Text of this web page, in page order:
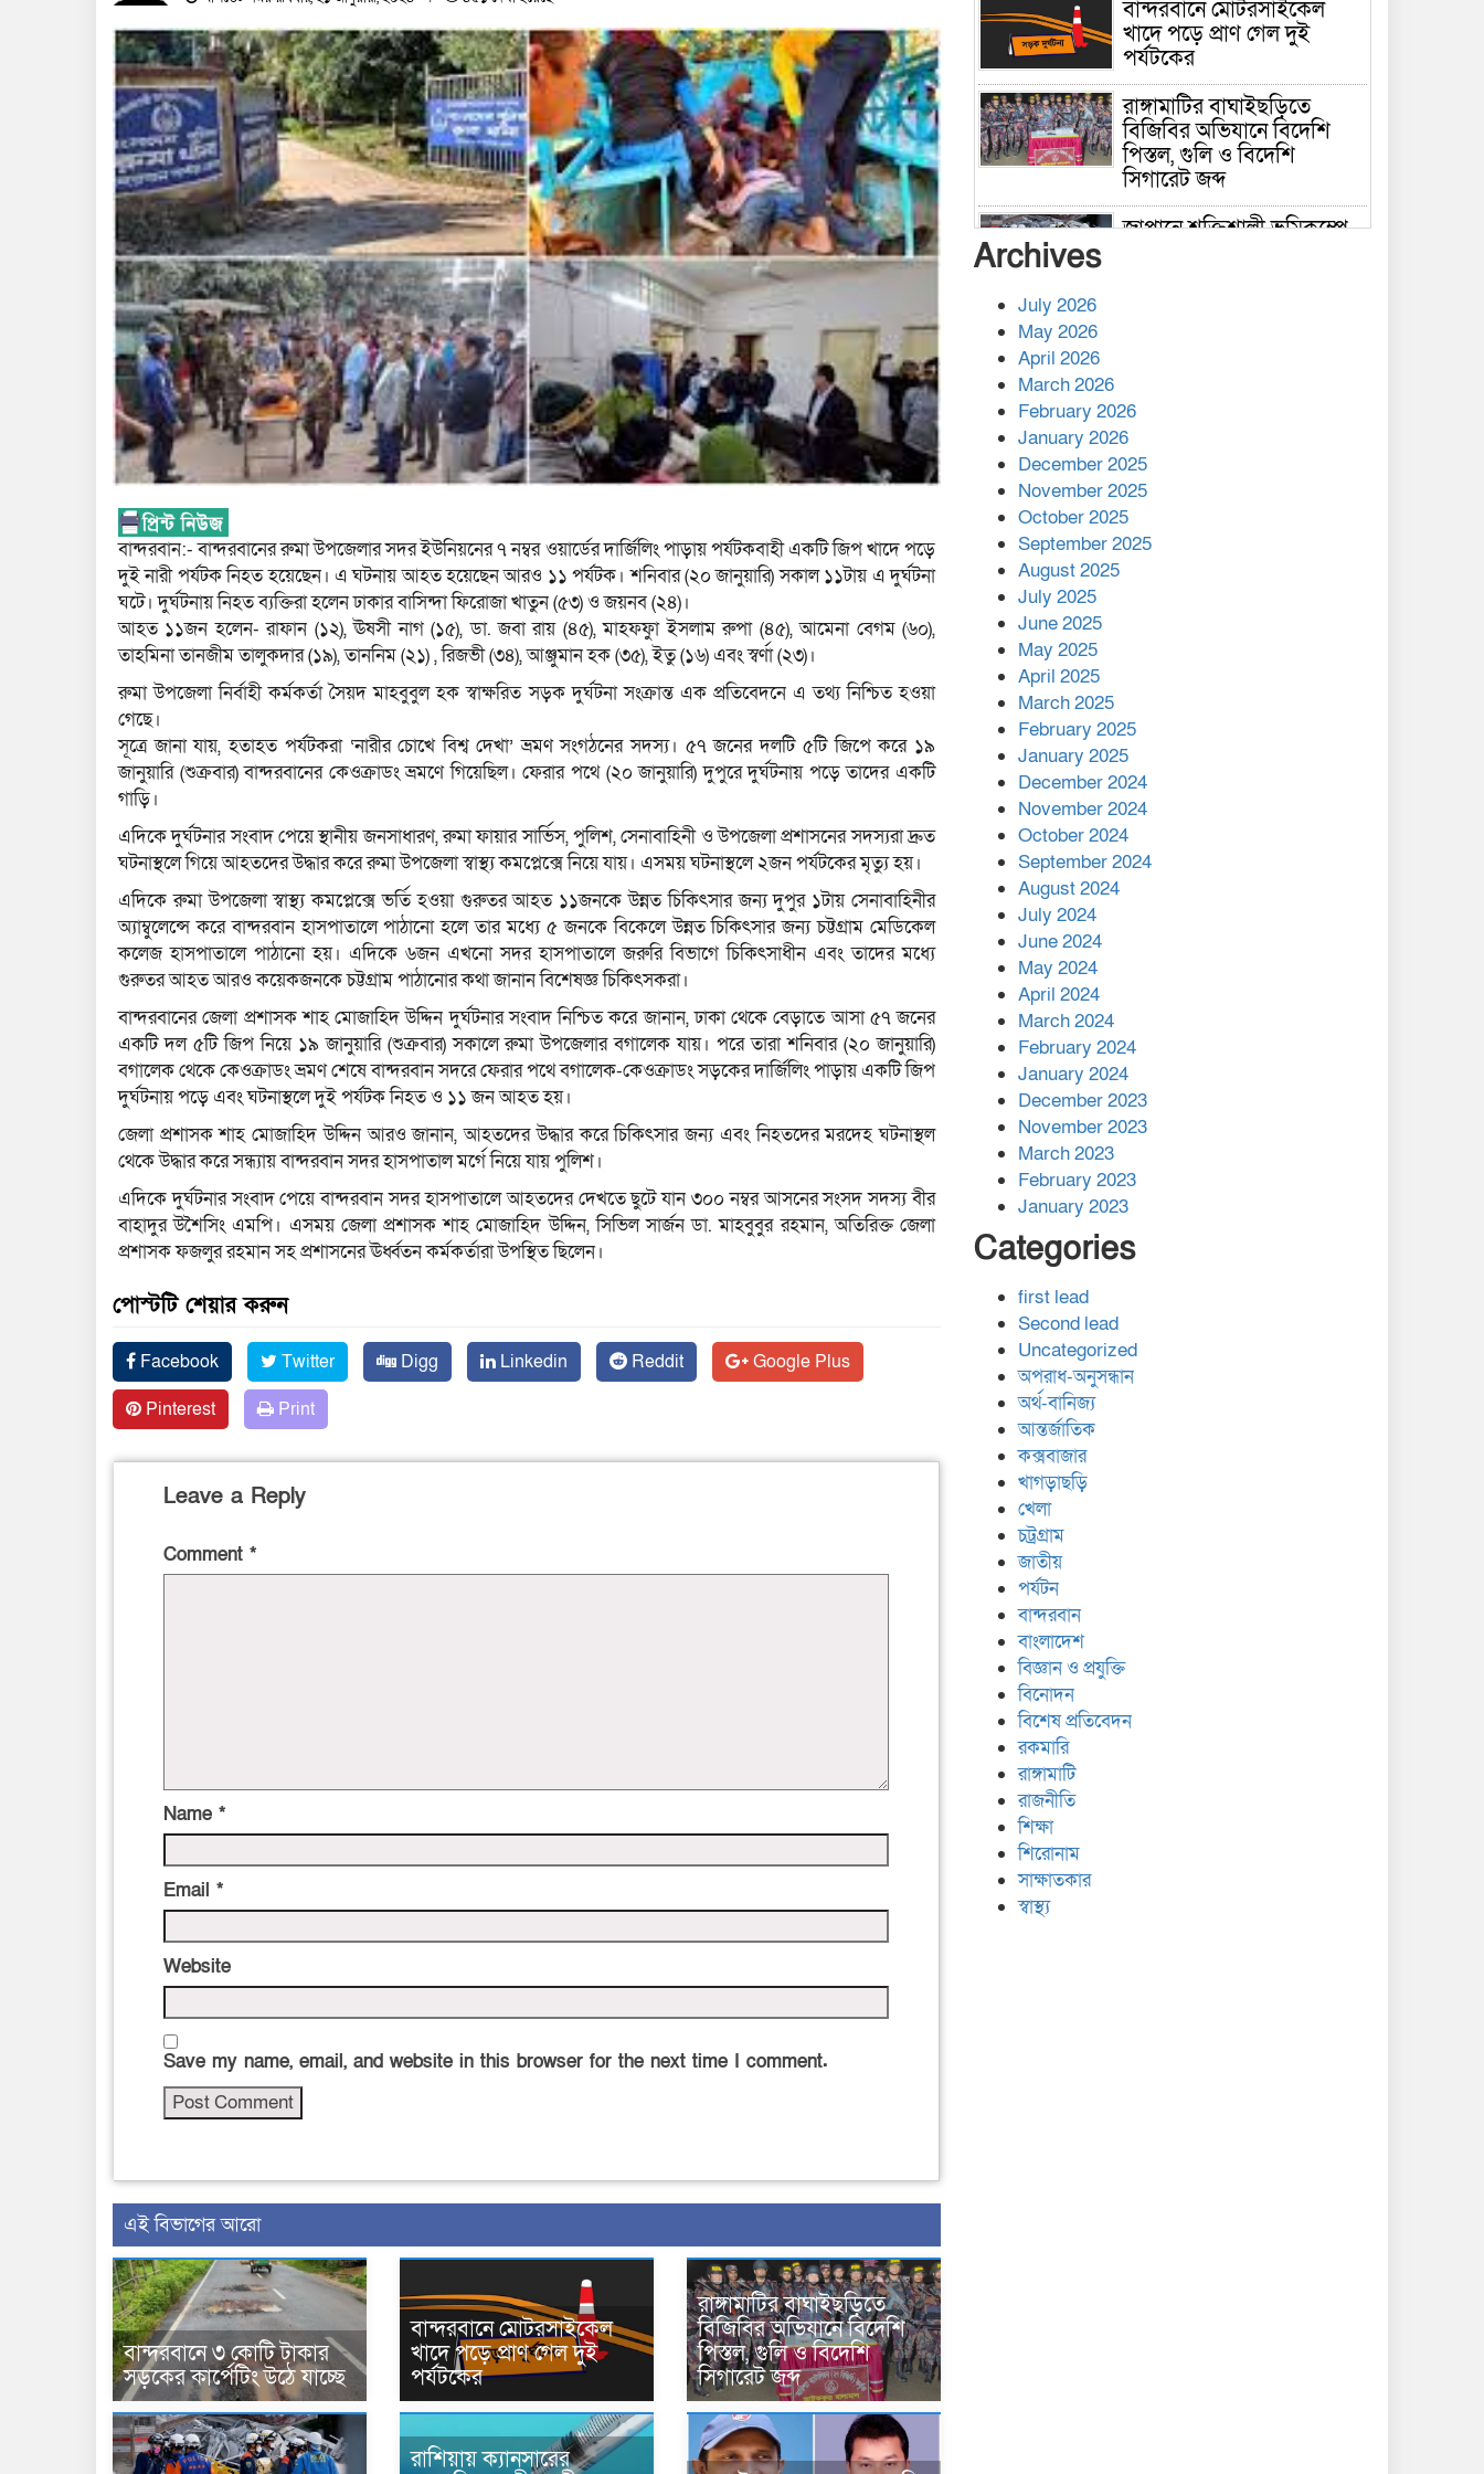
বান্দরবান:- বান্দরবানের রুমা উপজেলার সদর ইউনিয়নের ৭ নম্বর ওয়ার্ডের দার্জিলিং পাড়ায় পর্যটকবাহী একটি জিপ খাদে পড়ে
দুই নারী পর্যটক নিহত হয়েছেন। এ ঘটনায় আহত হয়েছেন আরও ১১ পর্যটক। শনিবার (২০ জানুয়ারি) সকাল ১১টায় এ দুর্ঘটনা
ঘটে। দুর্ঘটনায় নিহত ব্যক্তিরা হলেন ঢাকার বাসিন্দা ফিরোজা খাতুন (৫৩) ও জয়নব (২৪)।
আহত ১১জন হলেন- রাফান (১২), ঊষসী নাগ (১৫), ডা. জবা রায় (৪৫), মাহফফুা ইসলাম রুপা (৪৫), আমেনা বেগম (৬০),
তাহমিনা তানজীম তালুকদার (১৯), তাননিম (২১) , রিজভী (৩৪), আঞ্জুমান হক (৩৫), ইতু (১৬) এবং স্বর্ণা (২৩)।
রুমা উপজেলা নির্বাহী কর্মকর্তা সৈয়দ মাহবুবুল হক স্বাক্ষরিত সড়ক দুর্ঘটনা সংক্রান্ত এক প্রতিবেদনে এ তথ্য নিশ্চিত হওয়া
গেছে।
সূত্রে জানা যায়, হতাহত পর্যটকরা ‘নারীর চোখে বিশ্ব দেখা’ ভ্রমণ সংগঠনের সদস্য। ৫৭ জনের দলটি ৫টি জিপে করে ১৯
জানুয়ারি (শুক্রবার) বান্দরবানের কেওক্রাডং ভ্রমণে গিয়েছিল। ফেরার পথে (২০ জানুয়ারি) দুপুরে দুর্ঘটনায় পড়ে তাদের একটি
গাড়ি।
এদিকে দুর্ঘটনার সংবাদ পেয়ে স্থানীয় জনসাধারণ, রুমা ফায়ার সার্ভিস, পুলিশ, সেনাবাহিনী ও উপজেলা প্রশাসনের সদস্যরা দ্রুত
ঘটনাস্থলে গিয়ে আহতদের উদ্ধার করে রুমা উপজেলা স্বাস্থ্য কমপ্লেক্সে নিয়ে যায়। এসময় ঘটনাস্থলে ২জন পর্যটকের মৃত্যু হয়।
এদিকে রুমা উপজেলা স্বাস্থ্য কমপ্লেক্সে ভর্তি হওয়া গুরুতর আহত ১১জনকে উন্নত চিকিৎসার জন্য দুপুর ১টায় সেনাবাহিনীর
অ্যাম্বুলেন্সে করে বান্দরবান হাসপাতালে পাঠানো হলে তার মধ্যে ৫ জনকে বিকেলে উন্নত চিকিৎসার জন্য চট্টগ্রাম মেডিকেল
কলেজ হাসপাতালে পাঠানো হয়। এদিকে ৬জন এখনো সদর হাসপাতালে জরুরি বিভাগে চিকিৎসাধীন এবং তাদের মধ্যে
গুরুতর আহত আরও কয়েকজনকে চট্টগ্রাম পাঠানোর কথা জানান বিশেষজ্ঞ চিকিৎসকরা।
বান্দরবানের জেলা প্রশাসক শাহ মোজাহিদ উদ্দিন দুর্ঘটনার সংবাদ নিশ্চিত করে জানান, ঢাকা থেকে বেড়াতে আসা ৫৭ জনের
একটি দল ৫টি জিপ নিয়ে ১৯ জানুয়ারি (শুক্রবার) সকালে রুমা উপজেলার বগালেক যায়। পরে তারা শনিবার (২০ জানুয়ারি)
বগালেক থেকে কেওক্রাডং ভ্রমণ শেষে বান্দরবান সদরে ফেরার পথে বগালেক-কেওক্রাডং সড়কের দার্জিলিং পাড়ায় একটি জিপ
দুর্ঘটনায় পড়ে এবং ঘটনাস্থলে দুই পর্যটক নিহত ও ১১ জন আহত হয়।
জেলা প্রশাসক শাহ মোজাহিদ উদ্দিন আরও জানান, আহতদের উদ্ধার করে চিকিৎসার জন্য এবং নিহতদের মরদেহ ঘটনাস্থল
থেকে উদ্ধার করে সন্ধ্যায় বান্দরবান সদর হাসপাতাল মর্গে নিয়ে যায় পুলিশ।
এদিকে দুর্ঘটনার সংবাদ পেয়ে বান্দরবান সদর হাসপাতালে আহতদের দেখতে ছুটে যান ৩০০ নম্বর আসনের সংসদ সদস্য বীর
বাহাদুর উশৈসিং এমপি। এসময় জেলা প্রশাসক শাহ মোজাহিদ উদ্দিন, সিভিল সার্জন ডা. মাহবুবুর রহমান, অতিরিক্ত জেলা
প্রশাসক ফজলুর রহমান সহ প্রশাসনের ঊর্ধ্বতন কর্মকর্তারা উপস্থিত ছিলেন।
পোস্টটি শেয়ার করুন
Facebook Twitter Digg Linkedin Reddit
Google Plus
Pinterest
Print
Leave a Reply
Comment *
Name *
Email *
Website
Save my name, email, and website in this browser for the next time I comment.
এই বিভাগের আরো
বান্দরবানে ৩ কোটি টাকার
সড়কের কার্পেটিং উঠে যাচ্ছে
বান্দরবানে মোটরসাইকেল
খাদে পড়ে প্রাণ গেল দুই
পর্যটকের
রাঙ্গামাটির বাঘাইছড়িতে
বিজিবির অভিযানে বিদেশি
পিস্তল, গুলি ও বিদেশি
সিগারেট জব্দ
রাশিয়ায় ক্যানসারের
বান্দরবানে মোটরসাইকেল
খাদে পড়ে প্রাণ গেল দুই
পর্যটকের
রাঙ্গামাটির বাঘাইছড়িতে
বিজিবির অভিযানে বিদেশি
পিস্তল, গুলি ও বিদেশি
সিগারেট জব্দ
জাপানে শক্তিশালী ভূমিকম্পে
কাপ্তাই প্রেস ক্লাবের সভাপতি
মাহফুজ, সম্পাদক রিপন মারমা
নির্বাচিত
মালয়েশিয়ার প্রধানমন্ত্রীকে চিঠি
দেয়ার পর ফোন তারেক
রহমানের,গ্যাস সঙ্কট
মোকাবিলায় সহায়তার আশ্বাস
এক বিলিয়ন ডলার বিনিয়োগ
হবে আনোয়ারায়
বান্দরবানে বন্যায় ক্ষতিগ্রস্তদের
মাঝে সহায়তা দিলেন সাচিং প্রু
জেরী
Archives
July 2026
May 2026
April 2026
March 2026
February 2026
January 2026
December 2025
November 2025
October 2025
September 2025
August 2025
July 2025
June 2025
May 2025
April 2025
March 2025
February 2025
January 2025
December 2024
November 2024
October 2024
September 2024
August 2024
July 2024
June 2024
May 2024
April 2024
March 2024
February 2024
January 2024
December 2023
November 2023
March 2023
February 2023
January 2023
Categories
first lead
Second lead
Uncategorized
অপরাধ-অনুসন্ধান
অর্থ-বানিজ্য
আন্তর্জাতিক
কক্সবাজার
খাগড়াছড়ি
খেলা
চট্রগ্রাম
জাতীয়
পর্যটন
বান্দরবান
বাংলাদেশ
বিজ্ঞান ও প্রযুক্তি
বিনোদন
বিশেষ প্রতিবেদন
রকমারি
রাঙ্গামাটি
রাজনীতি
শিক্ষা
শিরোনাম
সাক্ষাতকার
স্বাস্থ্য